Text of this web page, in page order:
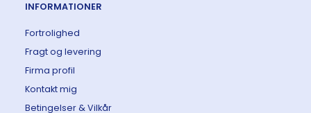
INFORMATIONER
Fortrolighed
Fragt og levering
Firma profil
Kontakt mig
Betingelser & Vilkår